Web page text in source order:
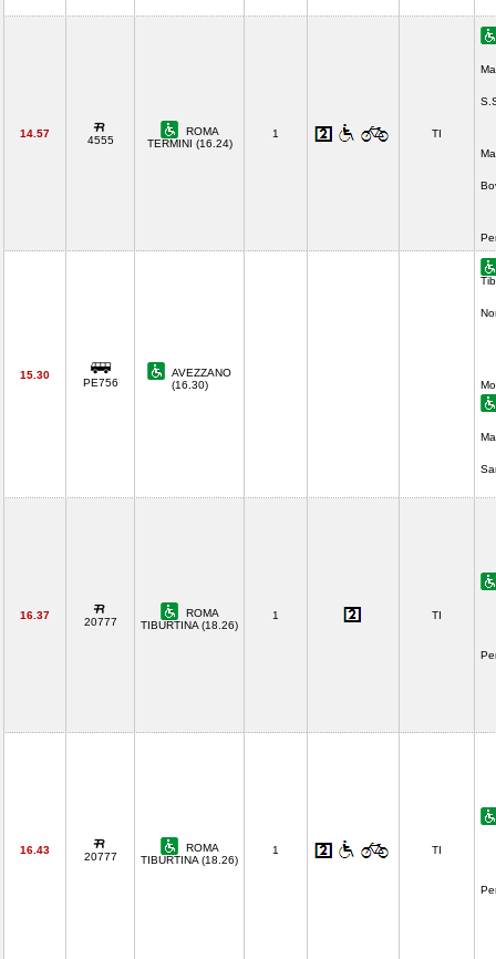
14.57
4555
ROMA
TERMINI (16.24)
1 TI
15.30
PE756
AVEZZANO
(16.30)
16.37
20777
ROMA
TIBURTINA (18.26)
1 TI
16.43
20777
ROMA
TIBURTINA (18.26)
1 TI